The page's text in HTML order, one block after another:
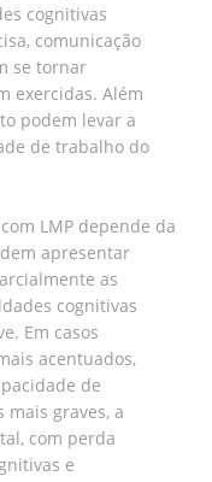
cognitivas
comunicação
se tornar
exercidas. Além
podem levar a
de trabalho do
LMP depende da
apresentar
as
cognitivas
Em casos
acentuados,
de
mais graves, a
com perda
e